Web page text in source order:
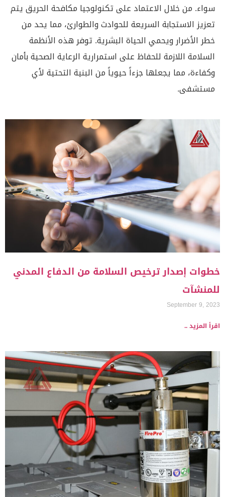
سواء. من خلال الاعتماد على تكنولوجيا مكافحة الحريق يتم
تعزيز الاستجابة السريعة للحوادث والطوارئ، مما يحد من
خطر الأضرار ويحمي الحياة البشرية. توفر هذه الأنظمة
السلامة اللازمة للحفاظ على استمرارية الرعاية الصحية بأمان
وكفاءة، مما يجعلها جزءاً حيوياً من البنية التحتية لأي
مستشفى.
خطوات إصدار ترخيص السلامة من الدفاع المدني
للمنشآت
September 9, 2023
اقرأ المزيد ..